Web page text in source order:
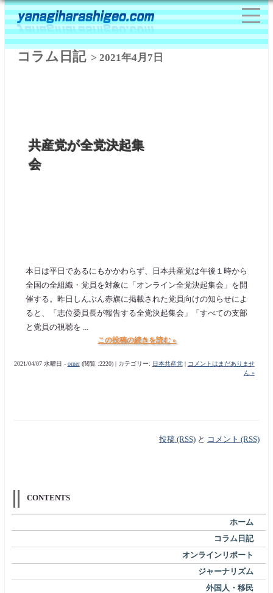
コラム日記> 2021年4月7日
共産党が全党決起集
会
本日は平日であるにもかかわらず、日本共産党は午後１時から
全国の全組織・党員を対象に「オンライン全党決起集会」を開
催する。昨日しんぶん赤旗に掲載された党員向けの知らせによ
ると、「志位委員長が報告する全党決起集会」「すべての支部
と党員の視聴を ...
この投稿の続きを読む »
2021/04/07 水曜日 - orner(閲覧 :2220) | カテゴリー: 日本共産党|
コメントはまだありませ
ん »
投稿 (RSS)と コメント (RSS)
CONTENTS
ホーム
コラム日記
オンラインリポート
ジャーナリズム
外国人・移民